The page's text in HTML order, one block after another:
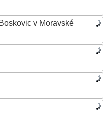
v Moravské